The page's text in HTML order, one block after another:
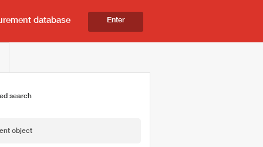
database Enter
search
object